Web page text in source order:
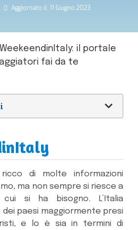
Aggiornato il: 11 Giugno 2023
WeekeendinItaly: il portale
fai da te
di molte informazioni
ma non sempre si riesce a
si ha bisogno. L’Italia
paesi maggiormente presi
e lo è sia in termini di